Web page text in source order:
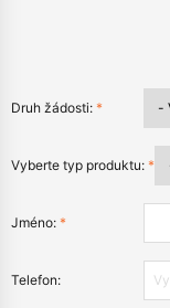
Druh žádosti: *
Vyberte typ produktu: *
Jméno: *
Telefon: